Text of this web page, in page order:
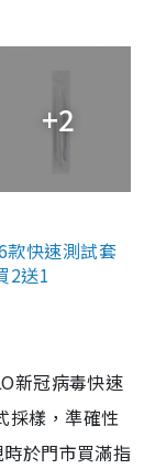
+2
款快速測試套
2送1
新冠病毒快速
採樣，準確性
於門市買滿指